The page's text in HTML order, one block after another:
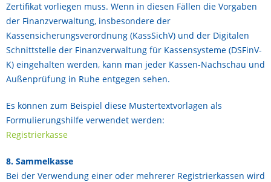
Zertifikat vorliegen muss. Wenn in diesen Fällen die Vorgaben
der Finanzverwaltung, insbesondere der
Kassensicherungsverordnung (KassSichV) und der Digitalen
Schnittstelle der Finanzverwaltung für Kassensysteme (DSFinV-
K) eingehalten werden, kann man jeder Kassen-Nachschau und
Außenprüfung in Ruhe entgegen sehen.
Es können zum Beispiel diese Mustertextvorlagen als
Formulierungshilfe verwendet werden:
Registrierkasse
8. Sammelkasse
Bei der Verwendung einer oder mehrerer Registrierkassen wird